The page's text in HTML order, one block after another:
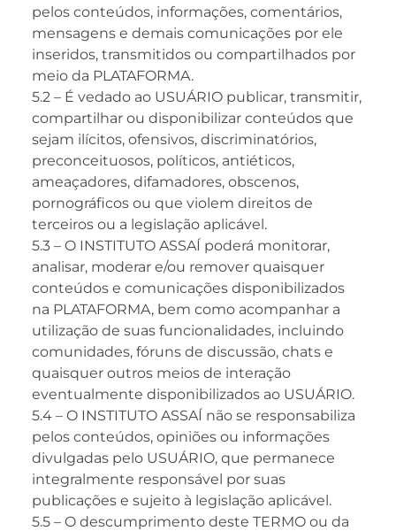
pelos conteúdos, informações, comentários,
mensagens e demais comunicações por ele
inseridos, transmitidos ou compartilhados por
meio da PLATAFORMA.
5.2 – É vedado ao USUÁRIO publicar, transmitir,
compartilhar ou disponibilizar conteúdos que
sejam ilícitos, ofensivos, discriminatórios,
preconceituosos, políticos, antiéticos,
ameaçadores, difamadores, obscenos,
pornográficos ou que violem direitos de
terceiros ou a legislação aplicável.
5.3 – O INSTITUTO ASSAÍ poderá monitorar,
analisar, moderar e/ou remover quaisquer
conteúdos e comunicações disponibilizados
na PLATAFORMA, bem como acompanhar a
utilização de suas funcionalidades, incluindo
comunidades, fóruns de discussão, chats e
quaisquer outros meios de interação
eventualmente disponibilizados ao USUÁRIO.
5.4 – O INSTITUTO ASSAÍ não se responsabiliza
pelos conteúdos, opiniões ou informações
divulgadas pelo USUÁRIO, que permanece
integralmente responsável por suas
publicações e sujeito à legislação aplicável.
5.5 – O descumprimento deste TERMO ou da